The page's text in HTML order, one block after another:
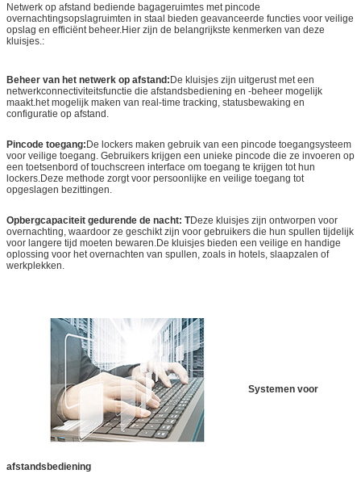
Netwerk op afstand bediende bagageruimtes met pincode
overnachtingsopslagruimten in staal bieden geavanceerde functies voor veilige
opslag en efficiënt beheer.Hier zijn de belangrijkste kenmerken van deze
kluisjes.:
Beheer van het netwerk op afstand:De kluisjes zijn uitgerust met een
netwerkconnectiviteitsfunctie die afstandsbediening en -beheer mogelijk
maakt.het mogelijk maken van real-time tracking, statusbewaking en
configuratie op afstand.
Pincode toegang:De lockers maken gebruik van een pincode toegangsysteem
voor veilige toegang. Gebruikers krijgen een unieke pincode die ze invoeren op
een toetsenbord of touchscreen interface om toegang te krijgen tot hun
lockers.Deze methode zorgt voor persoonlijke en veilige toegang tot
opgeslagen bezittingen.
Opbergcapaciteit gedurende de nacht: TDeze kluisjes zijn ontworpen voor
overnachting, waardoor ze geschikt zijn voor gebruikers die hun spullen tijdelijk
voor langere tijd moeten bewaren.De kluisjes bieden een veilige en handige
oplossing voor het overnachten van spullen, zoals in hotels, slaapzalen of
werkplekken.
Systemen voor
afstandsbediening